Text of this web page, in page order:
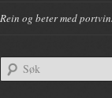
Rein og beter med